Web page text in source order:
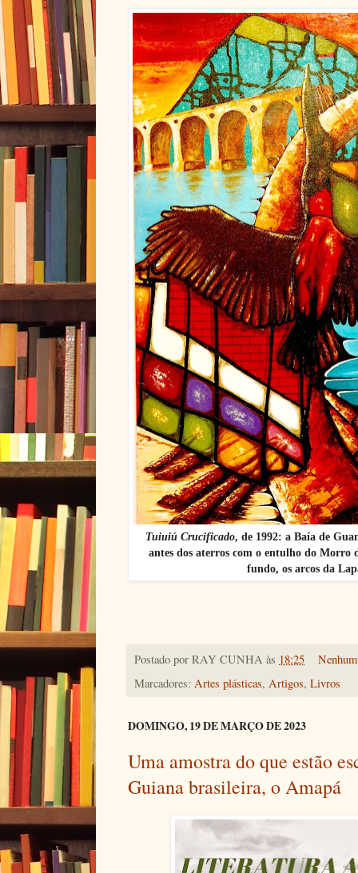
Tuiuiú Crucificado, de 1992: a Baía de
antes dos aterros com o entulho do Morro
fundo, os arcos da
Postado por RAY CUNHA às 18:25
Marcadores: Artes plásticas, Artigos, Livros
DOMINGO, 19 DE MARÇO DE 2023
Uma amostra do que estão
Guiana brasileira, o Amapá